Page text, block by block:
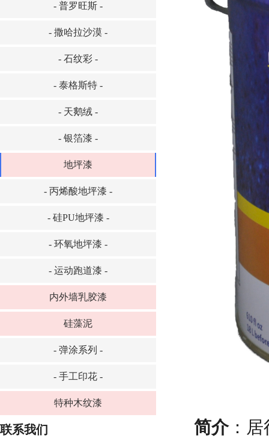
- 普罗旺斯 -
- 撒哈拉沙漠 -
- 石纹彩 -
- 泰格斯特 -
- 天鹅绒 -
- 银箔漆 -
地坪漆
- 丙烯酸地坪漆 -
- 硅PU地坪漆 -
- 环氧地坪漆 -
- 运动跑道漆 -
内外墙乳胶漆
硅藻泥
- 弹涂系列 -
- 手工印花 -
特种木纹漆
联系我们 简介：居